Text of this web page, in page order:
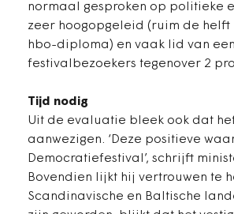
normaal gesproken op politieke
zeer hoogopgeleid (ruim de
hbo-diploma) en vaak lid van
festivalbezoekers tegenover 2
Tijd nodig
Uit de evaluatie bleek ook dat
aanwezigen. ‘Deze positieve
Democratiefestival’, schrijft
Bovendien lijkt hij vertrouwen te
Scandinavische en Baltische